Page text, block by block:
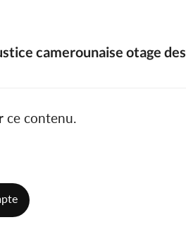
camerounaise otage des
ce contenu.